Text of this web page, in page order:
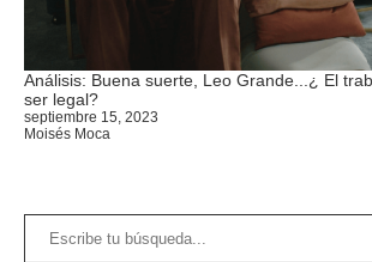
Análisis: Buena suerte, Leo Grande...¿ El
ser legal?
septiembre 15, 2023
Moisés Moca